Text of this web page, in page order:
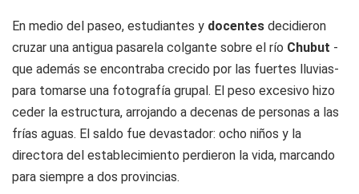
En medio del paseo, estudiantes y docentes decidieron
cruzar una antigua pasarela colgante sobre el río Chubut -
que además se encontraba crecido por las fuertes lluvias-
para tomarse una fotografía grupal. El peso excesivo hizo
ceder la estructura, arrojando a decenas de personas a las
frías aguas. El saldo fue devastador: ocho niños y la
directora del establecimiento perdieron la vida, marcando
para siempre a dos provincias.